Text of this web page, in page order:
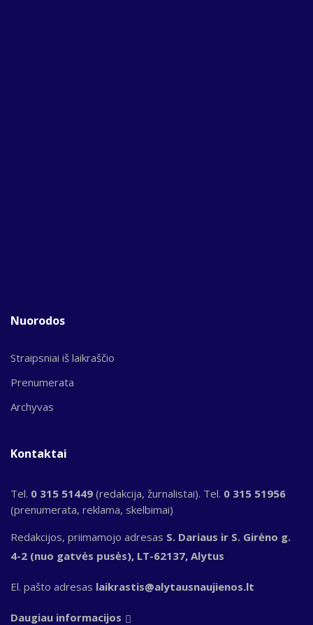
Nuorodos
Straipsniai iš laikraščio
Prenumerata
Archyvas
Kontaktai
Tel. 0 315 51449 (redakcija, žurnalistai). Tel. 0 315 51956
(prenumerata, reklama, skelbimai)
Redakcijos, priimamojo adresas S. Dariaus ir S. Girėno g.
4-2 (nuo gatvės pusės), LT-62137, Alytus
El. pašto adresas laikrastis@alytausnaujienos.lt
Daugiau informacijos